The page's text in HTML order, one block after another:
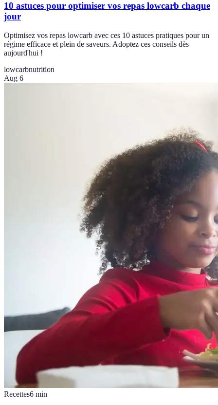
10 astuces pour optimiser vos repas lowcarb chaque
jour
Optimisez vos repas lowcarb avec ces 10 astuces pratiques pour un
régime efficace et plein de saveurs. Adoptez ces conseils dès
aujourd'hui !
lowcarbnutrition
Aug 6
Recettes6 min